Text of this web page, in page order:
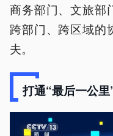
商务部门、文旅部
跨部门、跨区域的
夫。
打通“最后一公